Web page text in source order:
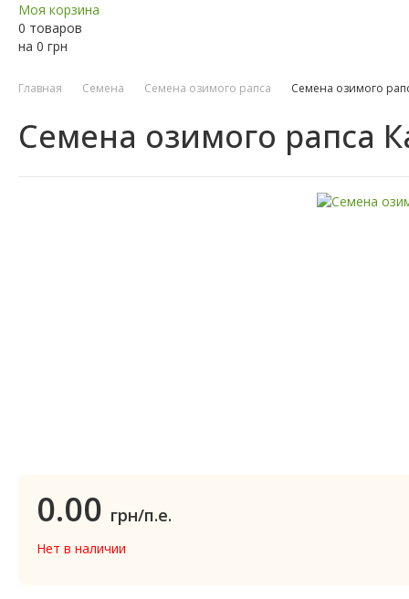
Моя корзина
0 товаров
на 0 грн
Главная Семена Семена озимого рапса Семена озимого
Семена озимого рапса
0.00 грн/п.е.
Нет в наличии